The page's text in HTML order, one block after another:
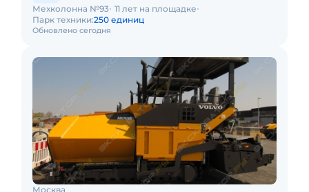
Обновлено сегодня
Мехколонна №93 11 лет на площадке
Парк техники:250 единиц
Москва